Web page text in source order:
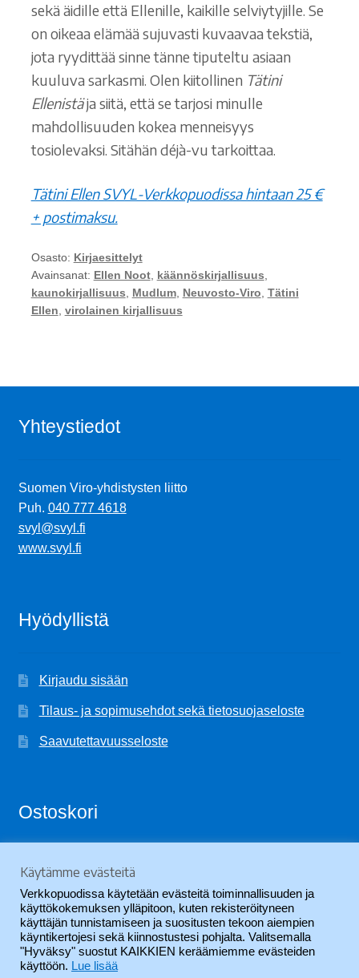
sekä äidille että Ellenille, kaikille selviytyjille. Se
on oikeaa elämää sujuvasti kuvaavaa tekstiä,
jota ryydittää sinne tänne tiputeltu asiaan
kuuluva sarkasmi. Olen kiitollinen Tätini
Ellenistäja siitä, että se tarjosi minulle
mahdollisuuden kokea menneisyys
tosiolevaksi. Sitähän déjà-vu tarkoittaa.
Tätini Ellen SVYL-Verkkopuodissa hintaan 25 €
+ postimaksu.
Osasto: Kirjaesittelyt
Avainsanat: Ellen Noot, käännöskirjallisuus
kaunokirjallisuus
Mudlum, Neuvosto-Viro Tätini
Ellen virolainen kirjallisuus
Yhteystiedot
Suomen Viro-yhdistysten liitto
Puh. 040 777 4618
svyl@svyl.fi
www.svyl.fi
Hyödyllistä
Kirjaudu sisään
Tilaus- ja sopimusehdot sekä tietosuojaseloste
Saavutettavuusseloste
Ostoskori
Ostoskori on tyhjä.
Käytämme evästeitä
Verkkopuodissa käytetään evästeitä toiminnallisuuden ja
käyttökokemuksen ylläpitoon, kuten rekisteröityneen
käyttäjän tunnistamiseen ja suositusten tekoon aiempien
käyntikertojesi sekä kiinnostustesi pohjalta. Valitsemalla
"Hyväksy" suostut KAIKKIEN keräämiemme evästeiden
käyttöön. Lue lisää